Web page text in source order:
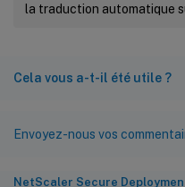
la traduction automatique
Cela vous a-t-il été utile ?
Envoyez-nous vos
NetScaler Secure